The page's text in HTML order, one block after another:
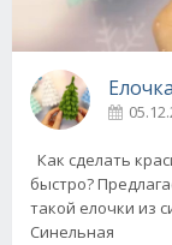
быстро?
такой елочки из
Синельная